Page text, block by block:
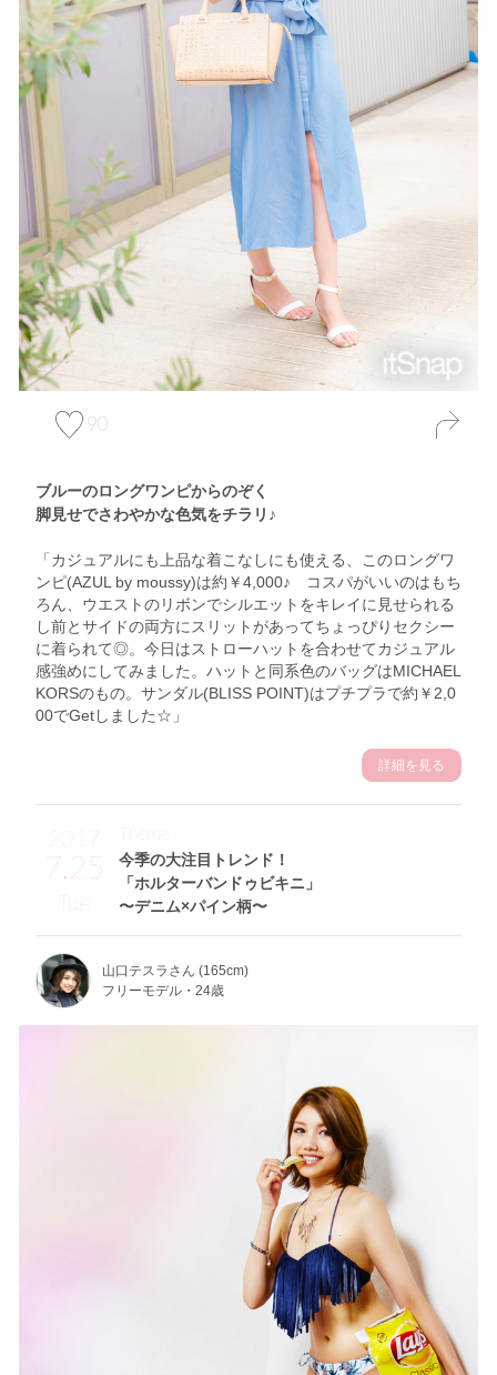
90
ブルーのロングワンピからのぞく
脚見せでさわやかな色気をチラリ♪
「カジュアルにも上品な着こなしにも使える、このロングワ
ンピ(AZUL by moussy)は約￥4,000♪ コスパがいいのはもち
ろん、ウエストのリボンでシルエットをキレイに見せられる
し前とサイドの両方にスリットがあってちょっぴりセクシー
に着られて◎。今日はストローハットを合わせてカジュアル
感強めにしてみました。ハットと同系色のバッグはMICHAEL
KORSのもの。サンダル(BLISS POINT)はプチプラで約￥2,0
00でGetしました☆」
詳細を見る
2017
7.25
Tue
今季の大注目トレンド！
「ホルターバンドゥビキニ」
〜デニム×パイン柄〜
Theme
山口テスラさん (165cm)
フリーモデル・24歳